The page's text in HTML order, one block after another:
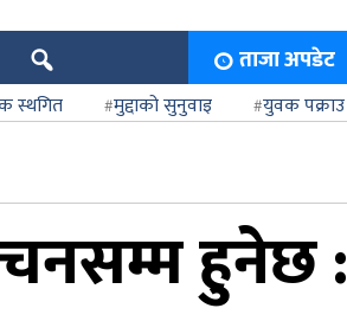
ताजा अपडेट
स्थगित मुद्दाको सुनुवाइ
युवक पक्राउ
हुनेछ :